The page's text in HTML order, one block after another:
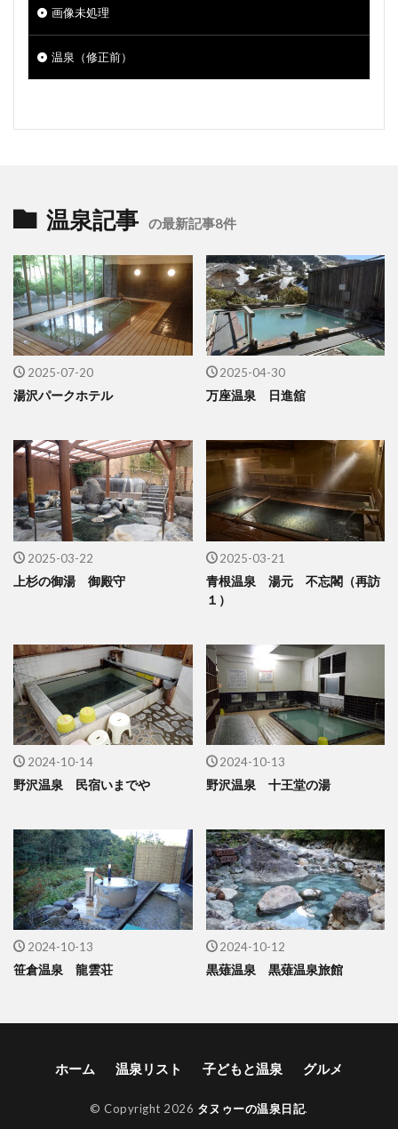
画像未処理
温泉（修正前）
温泉記事 の最新記事8件
2025-07-20
湯沢パークホテル
2025-04-30
万座温泉 日進舘
2025-03-22
上杉の御湯 御殿守
2025-03-21
青根温泉 湯元 不忘閣（再訪
１）
2024-10-14
野沢温泉 民宿いまでや
2024-10-13
野沢温泉 十王堂の湯
2024-10-13
笹倉温泉 龍雲荘
2024-10-12
黒薙温泉 黒薙温泉旅館
ホーム 温泉リスト 子どもと温泉 グルメ
© Copyright 2026 タヌゥーの温泉日記.